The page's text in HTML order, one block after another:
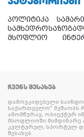
პოლიტიკა
სამხედრო
მსოფლიო
ᲩᲕᲔᲜᲡ ᲨᲔᲡᲐᲮᲔᲑ
დამოუკიდებელი
საქართველო” მუშაობს
ამომწურავ, ობიექტურ
მსოფლიოში მიმდინარე
კულტურულ, სპორტულ და
შესახებ.